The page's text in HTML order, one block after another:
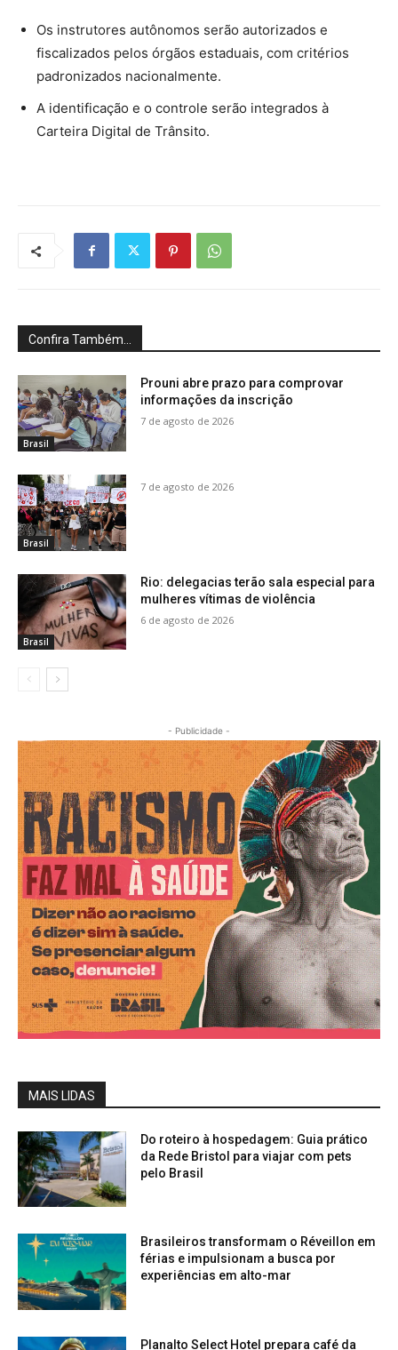
Os instrutores autônomos serão autorizados e
fiscalizados pelos órgãos estaduais, com critérios
padronizados nacionalmente.
A identificação e o controle serão integrados à
Carteira Digital de Trânsito.
Confira Também...
Brasil
Prouni abre prazo para comprovar
informações da inscrição
7 de agosto de 2026
Brasil
7 de agosto de 2026
Brasil
Rio: delegacias terão sala especial para
mulheres vítimas de violência
6 de agosto de 2026
- Publicidade -
MAIS LIDAS
Do roteiro à hospedagem: Guia prático
da Rede Bristol para viajar com pets
pelo Brasil
Brasileiros transformam o Réveillon em
férias e impulsionam a busca por
experiências em alto-mar
Planalto Select Hotel prepara café da